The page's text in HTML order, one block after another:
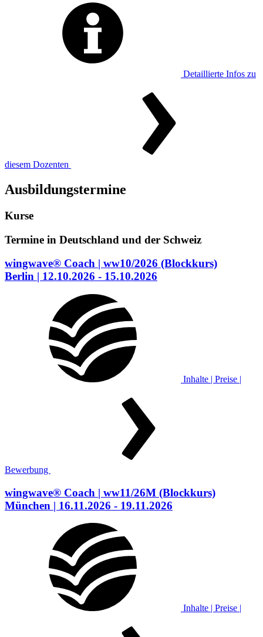
Detaillierte Infos zu
diesem Dozenten
Ausbildungstermine
Kurse
Termine in Deutschland und der Schweiz
wingwave® Coach | ww10/2026 (Blockkurs)
Berlin | 12.10.2026 - 15.10.2026
Inhalte | Preise |
Bewerbung
wingwave® Coach | ww11/26M (Blockkurs)
München | 16.11.2026 - 19.11.2026
Inhalte | Preise |